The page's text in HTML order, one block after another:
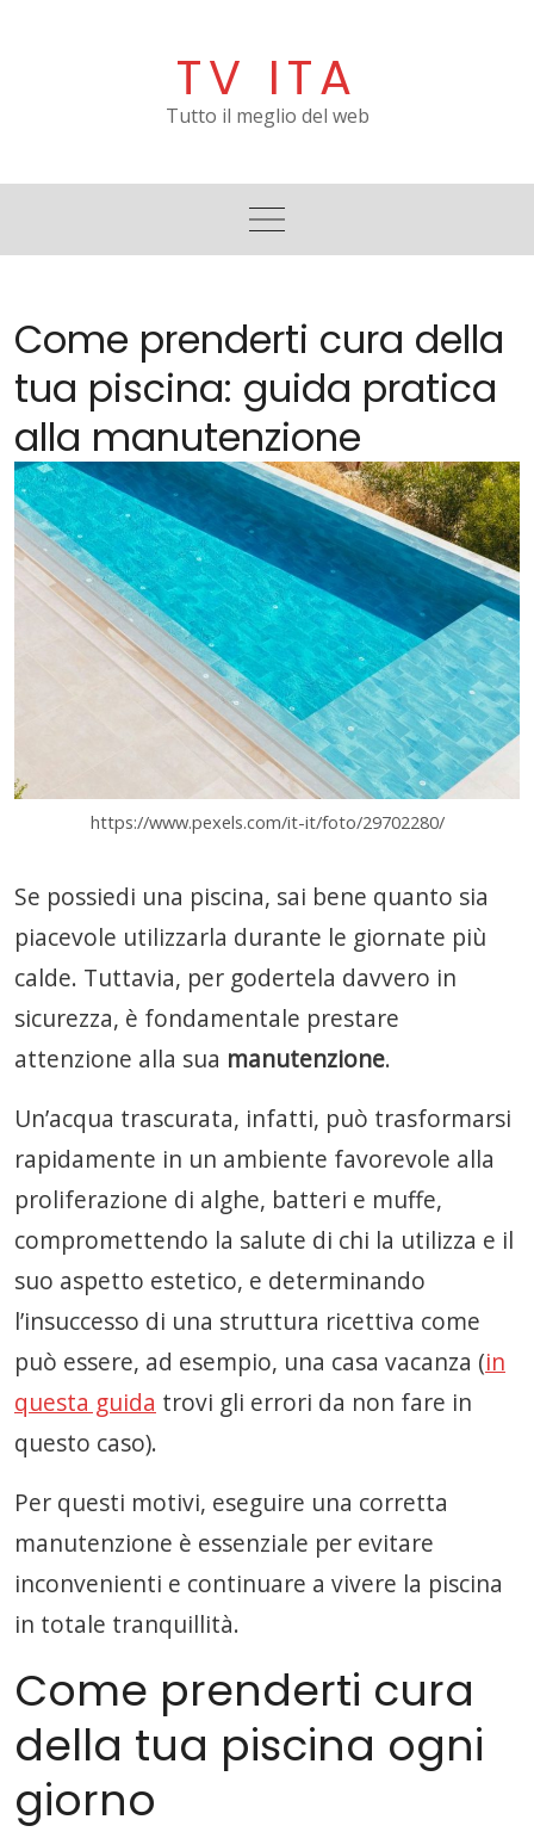
TV ITA
Tutto il meglio del web
Come prenderti cura della
tua piscina: guida pratica
alla manutenzione
https://www.pexels.com/it-it/foto/29702280/
Se possiedi una piscina, sai bene quanto sia
piacevole utilizzarla durante le giornate più
calde. Tuttavia, per godertela davvero in
sicurezza, è fondamentale prestare
attenzione alla sua manutenzione.
Un’acqua trascurata, infatti, può trasformarsi
rapidamente in un ambiente favorevole alla
proliferazione di alghe, batteri e muffe,
compromettendo la salute di chi la utilizza e il
suo aspetto estetico, e determinando
l’insuccesso di una struttura ricettiva come
può essere, ad esempio, una casa vacanza (in
questa guida trovi gli errori da non fare in
questo caso).
Per questi motivi, eseguire una corretta
manutenzione è essenziale per evitare
inconvenienti e continuare a vivere la piscina
in totale tranquillità.
Come prenderti cura
della tua piscina ogni
giorno